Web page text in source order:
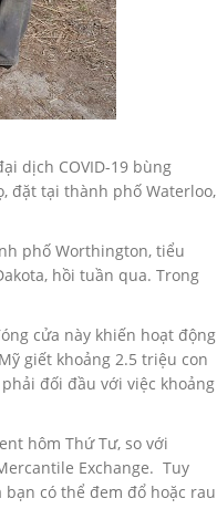
dịch COVID-19 bùng
đặt tại thành phố Waterloo,
phố Worthington, tiểu
hồi tuần qua. Trong
cửa này khiến hoạt động
giết khoảng 2.5 triệu con
đối đầu với việc khoảng
hôm Thứ Tư, so với
Exchange. Tuy
có thể đem đổ hoặc rau